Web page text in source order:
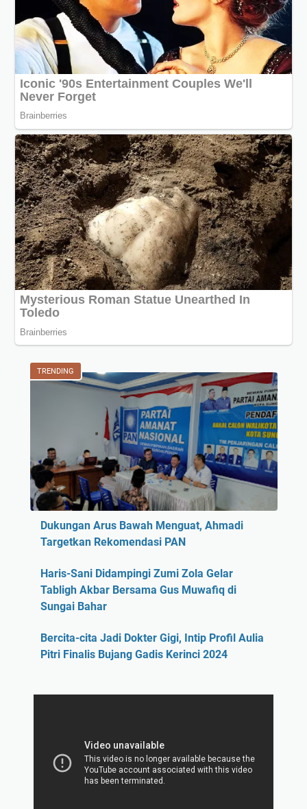
TRENDING
Dukungan Arus Bawah Menguat, Ahmadi
Targetkan Rekomendasi PAN
Haris-Sani Didampingi Zumi Zola Gelar
Tabligh Akbar Bersama Gus Muwafiq di
Sungai Bahar
Bercita-cita Jadi Dokter Gigi, Intip Profil Aulia
Pitri Finalis Bujang Gadis Kerinci 2024